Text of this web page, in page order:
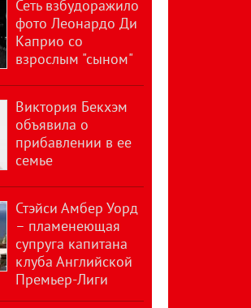
Сеть взбудоражило
фото Леонардо Ди
Каприо со
взрослым "сыном"
Виктория Бекхэм
объявила о
прибавлении в ее
семье
Стэйси Амбер Уорд
– пламенеющая
супруга капитана
клуба Английской
Премьер-Лиги